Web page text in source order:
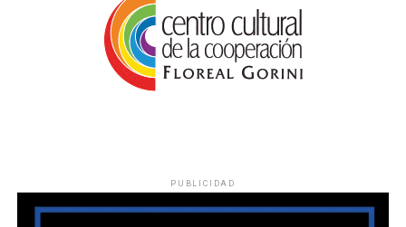
PUBLICIDAD